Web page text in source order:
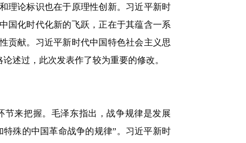
理论标识也在于原理性创新。习近平新时
国化时代化新的飞跃，正在于其蕴含一系
贡献。习近平新时代中国特色社会主义思
述过，此次发表作了较为重要的修改。
把握。毛泽东指出，战争规律是发展
殊的中国革命战争的规律”。习近平新时